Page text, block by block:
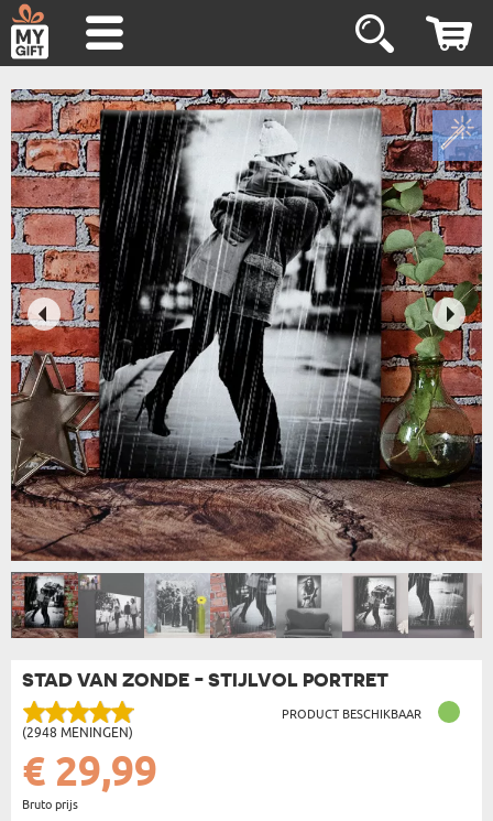
STAD VAN ZONDE - STIJLVOL PORTRET
(2948 MENINGEN)
PRODUCT BESCHIKBAAR
€ 29,99
Bruto prijs